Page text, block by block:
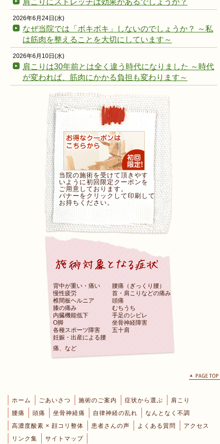
肩こりにストレッチは効果があるでしょうか？
2026年6月24日(水)
なぜ当院では「ボキボキ」しないのでしょうか？ ～私
は筋肉を整えることを大切にしています～
2026年6月10日(水)
肩こりは30年前とは全く違う時代になりました ～時代
が変われば、筋肉にかかる負担も変わります～
当院の施術を受けて頂きやす
いように初回限定クーポンを
ご用意しております。
バナーをクリックして印刷して
お持ちください。
背中が重い・痛い
腰痛（ぎっくり腰）
慢性疲労
首・肩こりなどの痛み
椎間板ヘルニア
頭痛
膝の痛み
むちうち
内臓機能低下
手足のシビレ
O脚
坐骨神経障害
各種スポーツ障害
五十肩
妊娠・出産による腰
痛、など
ホーム ごあいさつ 施術のご案内 症状から選ぶ 肩こり
腰痛 頭痛 坐骨神経痛 自律神経の乱れ なんとなく不調
高濃度酸素 × 顔コリ整体 患者さんの声 よくある質問 アクセス
リンク集 サイトマップ